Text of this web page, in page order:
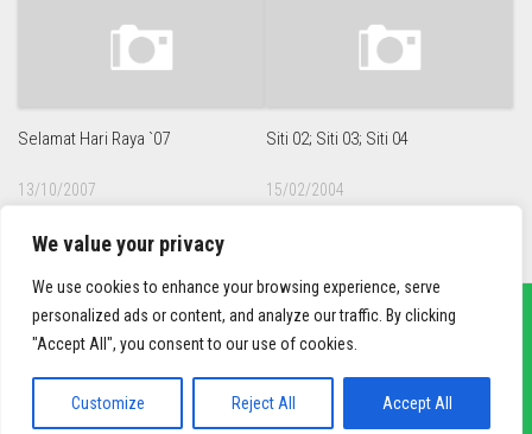
We value your privacy
We use cookies to enhance your browsing experience, serve
personalized ads or content, and analyze our traffic. By clicking
"Accept All", you consent to our use of cookies.
Customize Reject All Accept All
Selamat Hari Raya `07
13/10/2007
Siti 02; Siti 03; Siti 04
15/02/2004
sief3r.com
Powered byWordPress. Theme byAlx.